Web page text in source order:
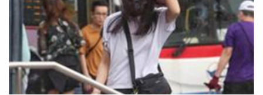
年以上，反而對履歷表有扣分作用，其實不利於面試評價，
更容易被企業貼上「穩定度低」、「抗壓性差」的負面標
籤。
工，在今年1到9月份「沒有」被加薪。楊宗斌預估，在企業
調薪部分，基本原則為「員工績效至上」，「齊頭式」加薪
仍屬少數；其中加薪意願比較高的資方，應該以缺工較嚴重
的行業為主。屬於「非經常性」薪資的「獎金分紅」，也已
成為公司留才、攬才的主要工具，只是這部份的報酬增減，
通常與景氣具有「正向連動關係」。
年增4.39%；若扣除加班費、年終獎金等非固定薪資，經常
性薪資平均為4萬6450元，增幅2.77%；中位數則為3萬
7274元，增幅3.29%。但受惠高科技產業紅利的僅屬少數，
主計總處資料也顯示，近七成勞工的經常性薪資低於平均水
準，台灣勞工高低薪差距持續擴大。2023年，台灣更被列
為全球工時第六長的國家，許多勞工為貼補家用，必須依賴
加班費提升總薪資。根據報導，勞工團體以主計總處預估的